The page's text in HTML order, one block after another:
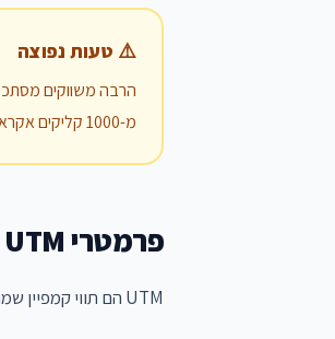
⚠️ טעות נפוצה
הרבה משווקים
מ-1000 קליקים אקראיים. תמיד תסתכלו על הפילוח, לא רק על הסכום.
פרמטרי UTM — איך משלבים?
UTM הם תווי קמפיין שמוסיפים לסוף ה-URL ועוזרים להבדיל בין מקורות תנועה. דוגמה: